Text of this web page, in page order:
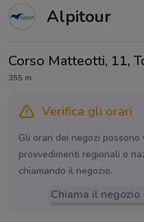
Alpitour
Corso Matteotti, 11,
355 m
Verifica gli orari
Gli orari dei negozi
provvedimenti regionali o
chiamando il negozio.
Chiama il negozio